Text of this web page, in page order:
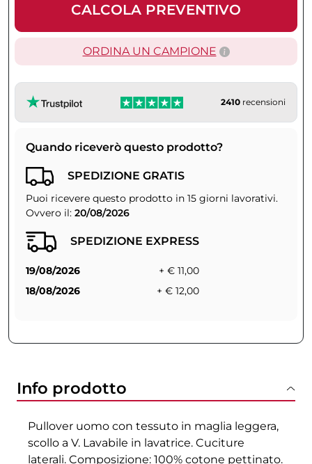
CALCOLA PREVENTIVO
ORDINA UN CAMPIONE
2410 recensioni
Quando riceverò questo prodotto?
SPEDIZIONE GRATIS
Puoi ricevere questo prodotto in 15 giorni lavorativi.
Ovvero il: 20/08/2026
SPEDIZIONE EXPRESS
19/08/2026
+ € 11,00
18/08/2026
+ € 12,00
Info prodotto
Pullover uomo con tessuto in maglia leggera,
scollo a V. Lavabile in lavatrice. Cuciture
laterali. Composizione: 100% cotone pettinato.